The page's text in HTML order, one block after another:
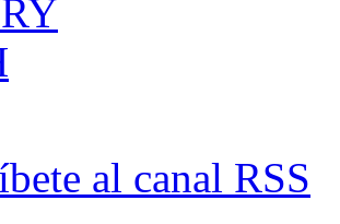
al canal RSS